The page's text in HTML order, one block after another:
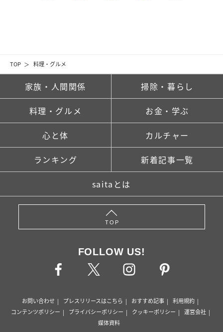
TOP 料理・グルメ
家族・人間関係 掃除・暮らし
料理・グルメ お金・学ぶ
心と体 カルチャー
ランキング 新着記事一覧
saitaとは
TOP
FOLLOW US!
お問い合わせ プレスリリースはこちら おすすめ記事
利用規約
コンテンツポリシー
プライバシーポリシー クッキーポリシー
運営会社
媒体資料